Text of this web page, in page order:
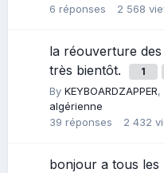
6 réponses 2 568
la réouverture
très bientôt.
1
By KEYBOARDZAPPER,
algérienne
39 réponses 2 432
bonjour a tous les